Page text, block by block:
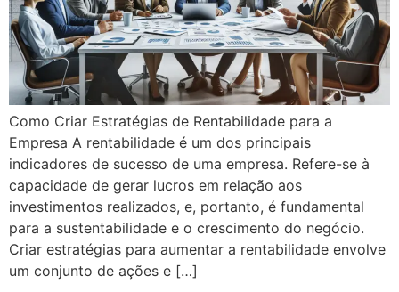
Como Criar Estratégias de Rentabilidade para a
Empresa A rentabilidade é um dos principais
indicadores de sucesso de uma empresa. Refere-se à
capacidade de gerar lucros em relação aos
investimentos realizados, e, portanto, é fundamental
para a sustentabilidade e o crescimento do negócio.
Criar estratégias para aumentar a rentabilidade envolve
um conjunto de ações e […]